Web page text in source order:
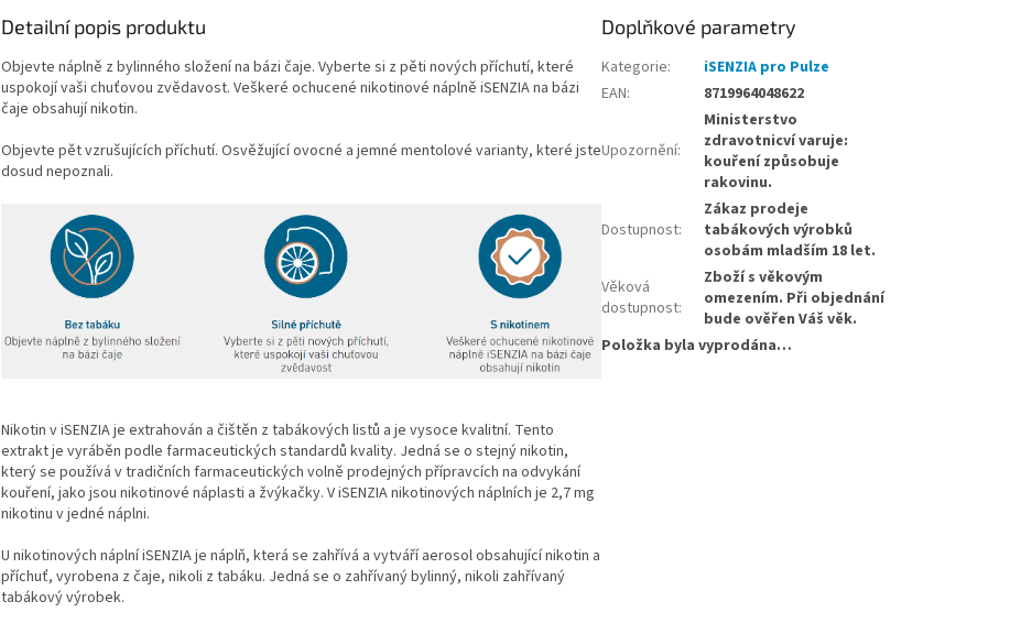
Detailní popis produktu
Objevte náplně z bylinného složení na bázi čaje. Vyberte si z pěti nových příchutí, které
uspokojí vaši chuťovou zvědavost. Veškeré ochucené nikotinové náplně iSENZIA na bázi
čaje obsahují nikotin.
Objevte pět vzrušujících příchutí. Osvěžující ovocné a jemné mentolové varianty, které jste
dosud nepoznali.
Nikotin v iSENZIA je extrahován a čištěn z tabákových listů a je vysoce kvalitní. Tento
extrakt je vyráběn podle farmaceutických standardů kvality. Jedná se o stejný nikotin,
který se používá v tradičních farmaceutických volně prodejných přípravcích na odvykání
kouření, jako jsou nikotinové náplasti a žvýkačky. V iSENZIA nikotinových náplních je 2,7 mg
nikotinu v jedné náplni.
U nikotinových náplní iSENZIA je náplň, která se zahřívá a vytváří aerosol obsahující nikotin a
příchuť, vyrobena z čaje, nikoli z tabáku. Jedná se o zahřívaný bylinný, nikoli zahřívaný
tabákový výrobek.
Doplňkové parametry
Kategorie:
iSENZIA pro Pulze
EAN: 8719964048622
Upozornění:
Ministerstvo
zdravotnicví varuje:
kouření způsobuje
rakovinu.
Dostupnost:
Zákaz prodeje
tabákových výrobků
osobám mladším 18 let.
Věková
dostupnost:
Zboží s věkovým
omezením. Při objednání
bude ověřen Váš věk.
Položka byla vyprodána…